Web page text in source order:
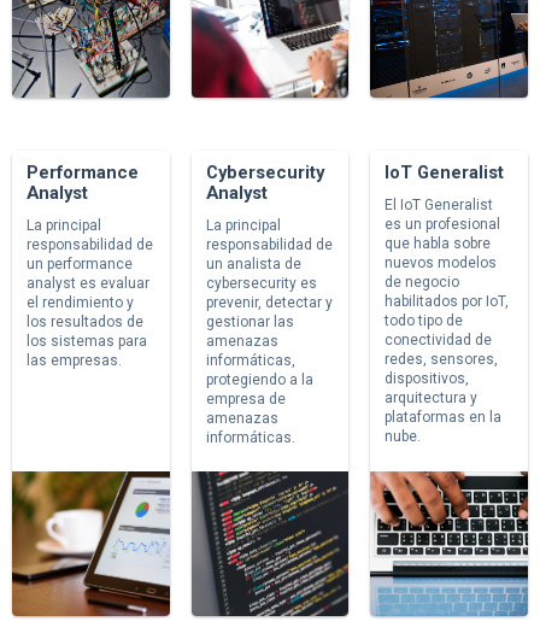
Performance
Analyst
La principal
responsabilidad de
un performance
analyst es evaluar
el rendimiento y
los resultados de
los sistemas para
las empresas.
Cybersecurity
Analyst
La principal
responsabilidad de
un analista de
cybersecurity es
prevenir, detectar y
gestionar las
amenazas
informáticas,
protegiendo a la
empresa de
amenazas
informáticas.
IoT Generalist
El IoT Generalist
es un profesional
que habla sobre
nuevos modelos
de negocio
habilitados por IoT,
todo tipo de
conectividad de
redes, sensores,
dispositivos,
arquitectura y
plataformas en la
nube.